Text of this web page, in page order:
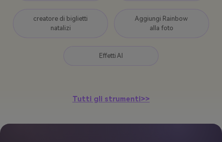
creatore di biglietti
natalizi
Aggiungi Rainbow
alla foto
Effetti AI
Tutti gli strumenti>>